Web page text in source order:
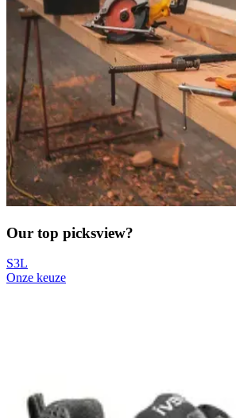
Our top picksview?
S3L
Onze keuze